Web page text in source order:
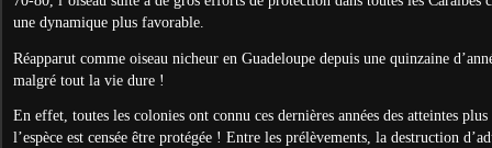
une dynamique plus favorable.
Réapparut comme oiseau nicheur en Guadeloupe depuis une quinzaine
malgré tout la vie dure !
En effet, toutes les colonies ont connu ces dernières années des atteintes
l’espèce est censée être protégée ! Entre les prélèvements, la destruction